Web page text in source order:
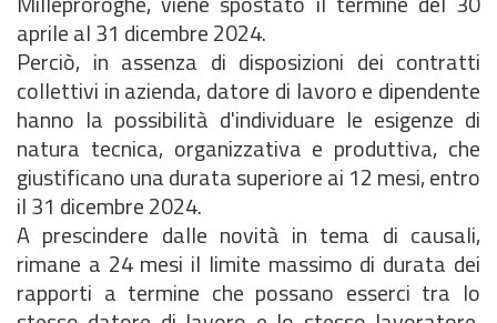
aprile al 31 dicembre 2024.
Perciò, in assenza di disposizioni dei contratti
collettivi in azienda, datore di lavoro e dipendente
hanno la possibilità d'individuare le esigenze di
natura tecnica, organizzativa e produttiva, che
giustificano una durata superiore ai 12 mesi, entro
il 31 dicembre 2024.
A prescindere dalle novità in tema di causali,
rimane a 24 mesi il limite massimo di durata dei
rapporti a termine che possano esserci tra lo